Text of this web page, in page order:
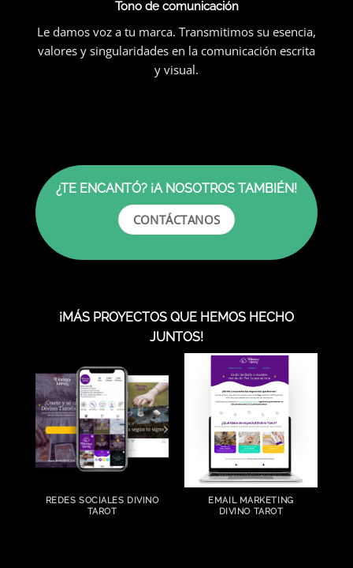
Tono de comunicación
Le damos voz a tu marca. Transmitimos su esencia,
valores y singularidades en la comunicación escrita
y visual.
¿TE ENCANTÓ? ¡A NOSOTROS TAMBIÉN!
CONTÁCTANOS
¡MÁS PROYECTOS QUE HEMOS HECHO
JUNTOS!
REDES SOCIALES DIVINO
TAROT
EMAIL MARKETING
DIVINO TAROT